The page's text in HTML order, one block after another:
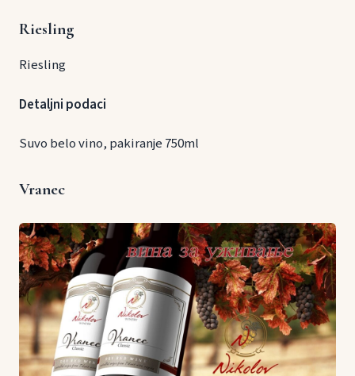
Riesling
Riesling
Detaljni podaci
Suvo belo vino, pakiranje 750ml
Vranec